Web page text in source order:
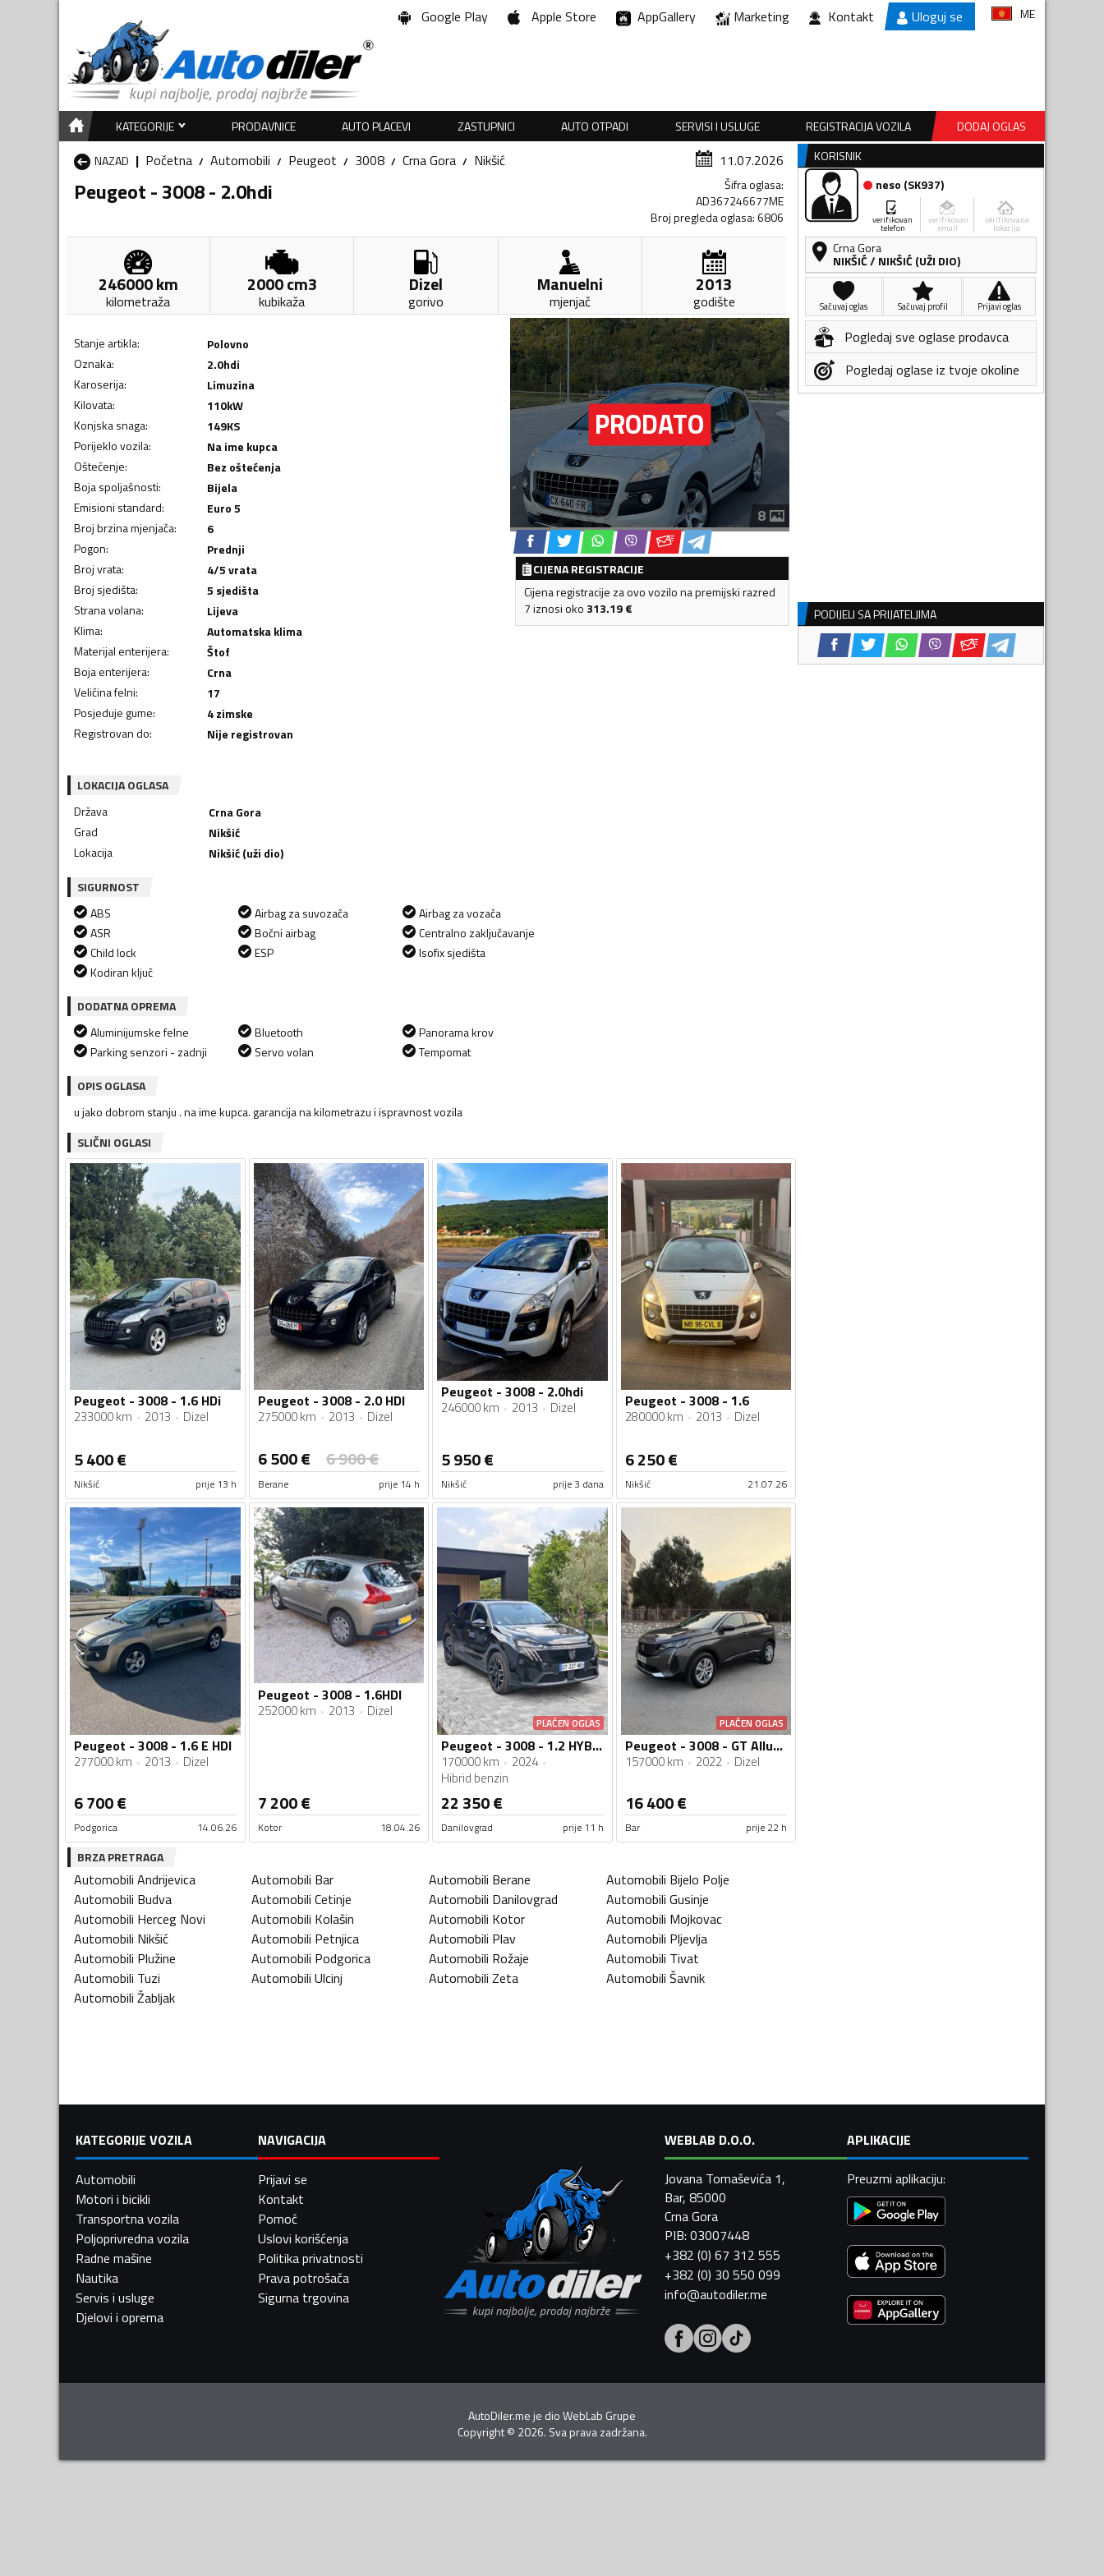
Google Play Apple Store AppGallery Marketing Kontakt Uloguj se ME
KATEGORIJE PRODAVNICE AUTO PLACEVI ZASTUPNICI AUTO OTPADI SERVISI I USLUGE REGISTRACIJA VOZILA
DODAJ OGLAS
NAZAD
Početna Automobili Peugeot 3008 Crna Gora Nikšić 11.07.2026
Peugeot - 3008 - 2.0hdi Šifra oglasa:
AD367246677ME
Broj pregleda oglasa:6806
246000km
kilometraža
2000cm3
kubikaža
Dizel
gorivo
Manuelni
mjenjač
2013
godište
Stanje artikla:
Polovno
Oznaka:
2.0hdi
Karoserija:
Limuzina
Kilovata: 110kW
Konjska snaga: 149KS
Porijeklo vozila:
Na ime kupca
Oštećenje:
Bez oštećenja
Boja spoljašnosti:
Bijela
Emisioni standard:
Euro 5
Broj brzina mjenjača:
6
Pogon:
Prednji
Broj vrata:
4/5 vrata
Broj sjedišta:
5 sjedišta
Strana volana:
Lijeva
Klima:
Automatska klima
Materijal enterijera:
Štof
Boja enterijera:
Crna
Veličina felni:
17
Posjeduje gume:
4 zimske
Registrovan do: Nije registrovan
8
CIJENA REGISTRACIJE
Cijena registracije za ovo vozilo na premijski razred
7 iznosi oko 313.19€
LOKACIJA OGLASA
Država
Crna Gora
Grad
Nikšić
Lokacija
Nikšić (uži dio)
SIGURNOST
ABS
ASR
Child lock
Kodiran ključ
Airbag za suvozača
Bočni airbag
ESP
Airbag za vozača
Centralno zaključavanje
Isofix sjedišta
DODATNA OPREMA
Aluminijumske felne
Parking senzori - zadnji
Bluetooth
Servo volan
Panorama krov
Tempomat
OPIS OGLASA
u jako dobrom stanju . na ime kupca. garancija na kilometrazu i ispravnost vozila
SLIČNI OGLASI
Peugeot - 3008 - 1.6 HDi
233000 km 2013 Dizel
5 400€
Nikšić prije 13 h
Peugeot - 3008 - 2.0 HDI
275000 km 2013 Dizel
6 500€ 6 900€
Berane prije 14 h
Peugeot - 3008 - 2.0hdi
246000 km 2013 Dizel
5 950€
Nikšić prije 3 dana
Peugeot - 3008 - 1.6
280000 km 2013 Dizel
6 250€
Nikšić 21.07.26
Peugeot - 3008 - 1.6 E HDI
277000 km 2013 Dizel
6 700€
Podgorica 14.06.26
Peugeot - 3008 - 1.6HDI
252000 km 2013 Dizel
7 200€
Kotor 18.04.26
PLAĆEN OGLAS
Peugeot - 3008 - 1.2 HYBRID
170000 km
2024
Hibrid benzin
22 350€
Danilovgrad prije 11 h
PLAĆEN OGLAS
Peugeot - 3008 - GT Allure Automatic
157000 km 2022 Dizel
16 400€
Bar prije 22 h
BRZA PRETRAGA
Automobili Andrijevica Automobili Bar Automobili Berane Automobili Bijelo Polje
Automobili Budva Automobili Cetinje Automobili Danilovgrad Automobili Gusinje
Automobili Herceg Novi Automobili Kolašin Automobili Kotor Automobili Mojkovac
Automobili Nikšić Automobili Petnjica Automobili Plav Automobili Pljevlja
Automobili Plužine Automobili Podgorica Automobili Rožaje Automobili Tivat
Automobili Tuzi Automobili Ulcinj Automobili Zeta Automobili Šavnik
Automobili Žabljak
KORISNIK
neso (SK937)
verifikovan
telefon
verifikovan
email
verifikovana
lokacija
Crna Gora
NIKŠIĆ/ NIKŠIĆ (UŽI DIO)
Sačuvaj oglas Sačuvaj profil Prijavi oglas
Pogledaj sve oglase prodavca
Pogledaj oglase iz tvoje okoline
PODIJELI SA PRIJATELJIMA
KATEGORIJE VOZILA
Automobili
Motori i bicikli
Transportna vozila
Poljoprivredna vozila
Radne mašine
Nautika
Servis i usluge
Djelovi i oprema
NAVIGACIJA
Prijavi se
Kontakt
Pomoć
Uslovi korišćenja
Politika privatnosti
Prava potrošača
Sigurna trgovina
WEBLAB D.O.O.
Jovana Tomaševića 1,
Bar, 85000
Crna Gora
PIB: 03007448
+382 (0) 67 312 555
+382 (0) 30 550 099
info@autodiler.me
APLIKACIJE
Preuzmi aplikaciju:
AutoDiler.me je dioWebLab Grupe
Copyright© 2026. Sva prava zadržana.